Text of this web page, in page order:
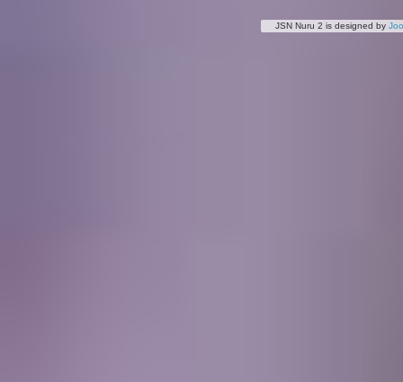
JSN Nuru 2 is designed by